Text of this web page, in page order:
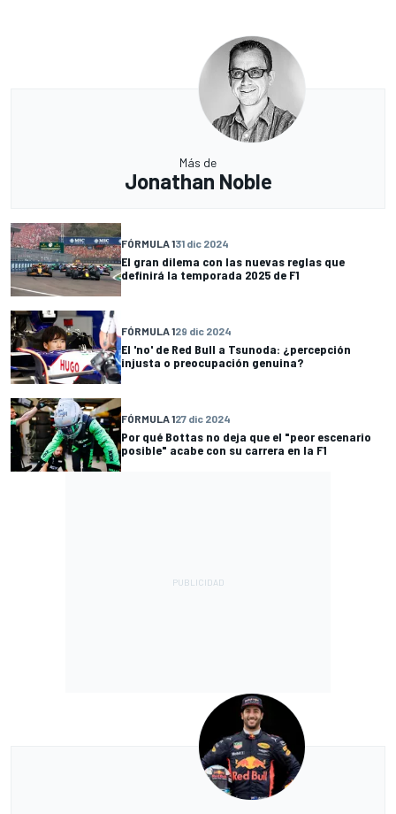
Más de
Jonathan Noble
FÓRMULA 131 dic 2024
El gran dilema con las nuevas reglas que
definirá la temporada 2025 de F1
FÓRMULA 129 dic 2024
El 'no' de Red Bull a Tsunoda: ¿percepción
injusta o preocupación genuina?
FÓRMULA 127 dic 2024
Por qué Bottas no deja que el "peor escenario
posible" acabe con su carrera en la F1